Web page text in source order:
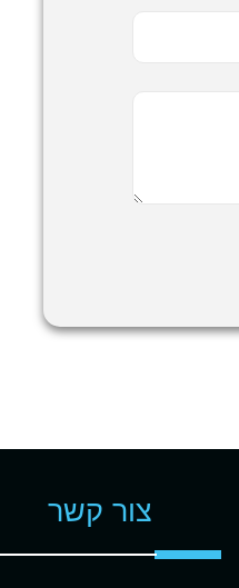
צור קשר